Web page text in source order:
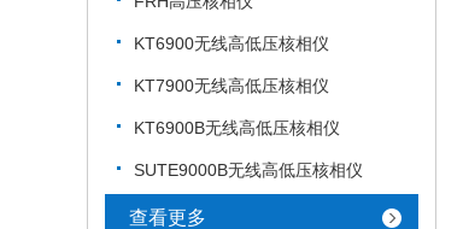
KT6900无线高低压核相仪
KT7900无线高低压核相仪
KT6900B无线高低压核相仪
SUTE9000B无线高低压核相仪
查看更多